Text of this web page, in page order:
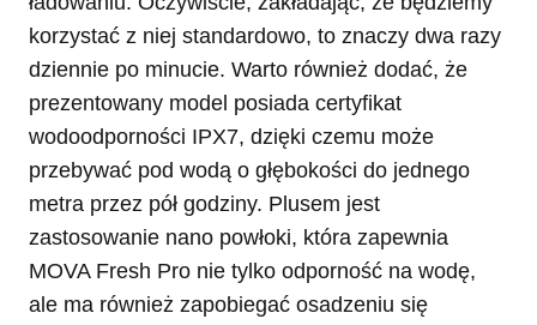
korzystać z niej standardowo, to znaczy dwa razy
dziennie po minucie. Warto również dodać, że
prezentowany model posiada certyfikat
wodoodporności IPX7, dzięki czemu może
przebywać pod wodą o głębokości do jednego
metra przez pół godziny. Plusem jest
zastosowanie nano powłoki, która zapewnia
MOVA Fresh Pro nie tylko odporność na wodę,
ale ma również zapobiegać osadzeniu się